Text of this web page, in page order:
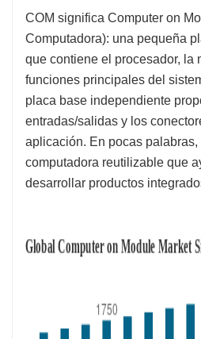
COM significa Computer on
Computadora): una pequeña
que contiene el procesador, la
funciones principales del
placa base independiente
entradas/salidas y los
aplicación. En pocas
computadora reutilizable que
desarrollar productos